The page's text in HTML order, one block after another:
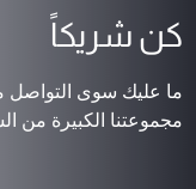
كن شريكاً
ما عليك سوى التواصل
مجموعتنا الكبيرة من